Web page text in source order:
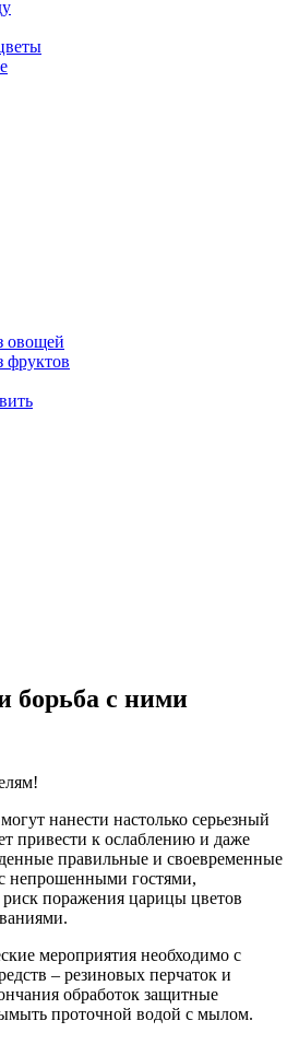
овощей
фруктов
борьба с ними
нанести настолько серьезный
привести к ослаблению и даже
правильные и своевременные
непрошенными гостями,
поражения царицы цветов
мероприятия необходимо с
– резиновых перчаток и
обработок защитные
проточной водой с мылом.